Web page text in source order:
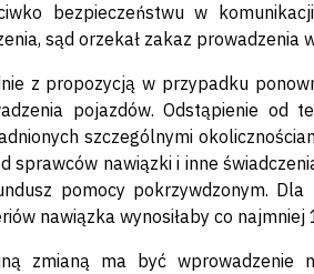
bezpieczeństwu w
sąd orzekał zakaz
z propozycją w przypadku
pojazdów. Odstąpienie od
szczególnymi
sprawców nawiązki i inne
pomocy pokrzywdzonym.
nawiązka wynosiłaby co najmniej
zmianą ma być wprowadzenie